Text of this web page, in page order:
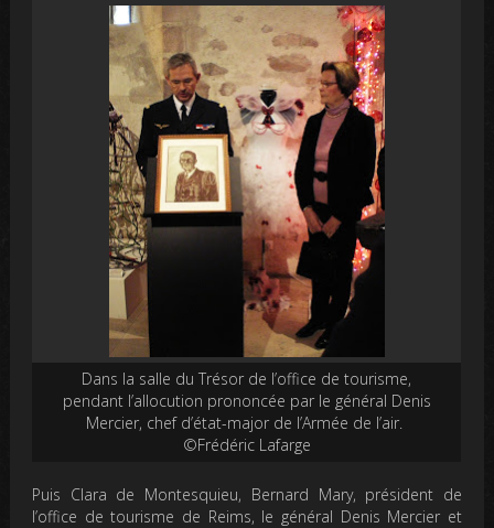
Dans la salle du Trésor de l’office de tourisme,
pendant l’allocution prononcée par le général Denis
Mercier, chef d’état-major de l’Armée de l’air.
©Frédéric Lafarge
Puis Clara de Montesquieu, Bernard Mary, président de
l’office de tourisme de Reims, le général Denis Mercier et